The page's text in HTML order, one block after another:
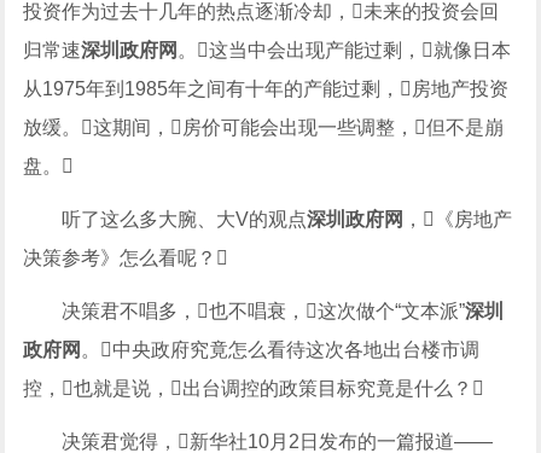
投资作为过去十几年的热点逐渐冷却，未来的投资会回
归常速深圳政府网 。这当中会出现产能过剩，就像日本
从1975年到1985年之间有十年的产能过剩，房地产投资
放缓。这期间，房价可能会出现一些调整，但不是崩
盘。
听了这么多大腕、大V的观点深圳政府网 ，《房地产
决策参考》怎么看呢？
决策君不唱多，也不唱衰，这次做个“文本派”深圳
政府网 。中央政府究竟怎么看待这次各地出台楼市调
控，也就是说，出台调控的政策目标究竟是什么？
决策君觉得，新华社10月2日发布的一篇报道——